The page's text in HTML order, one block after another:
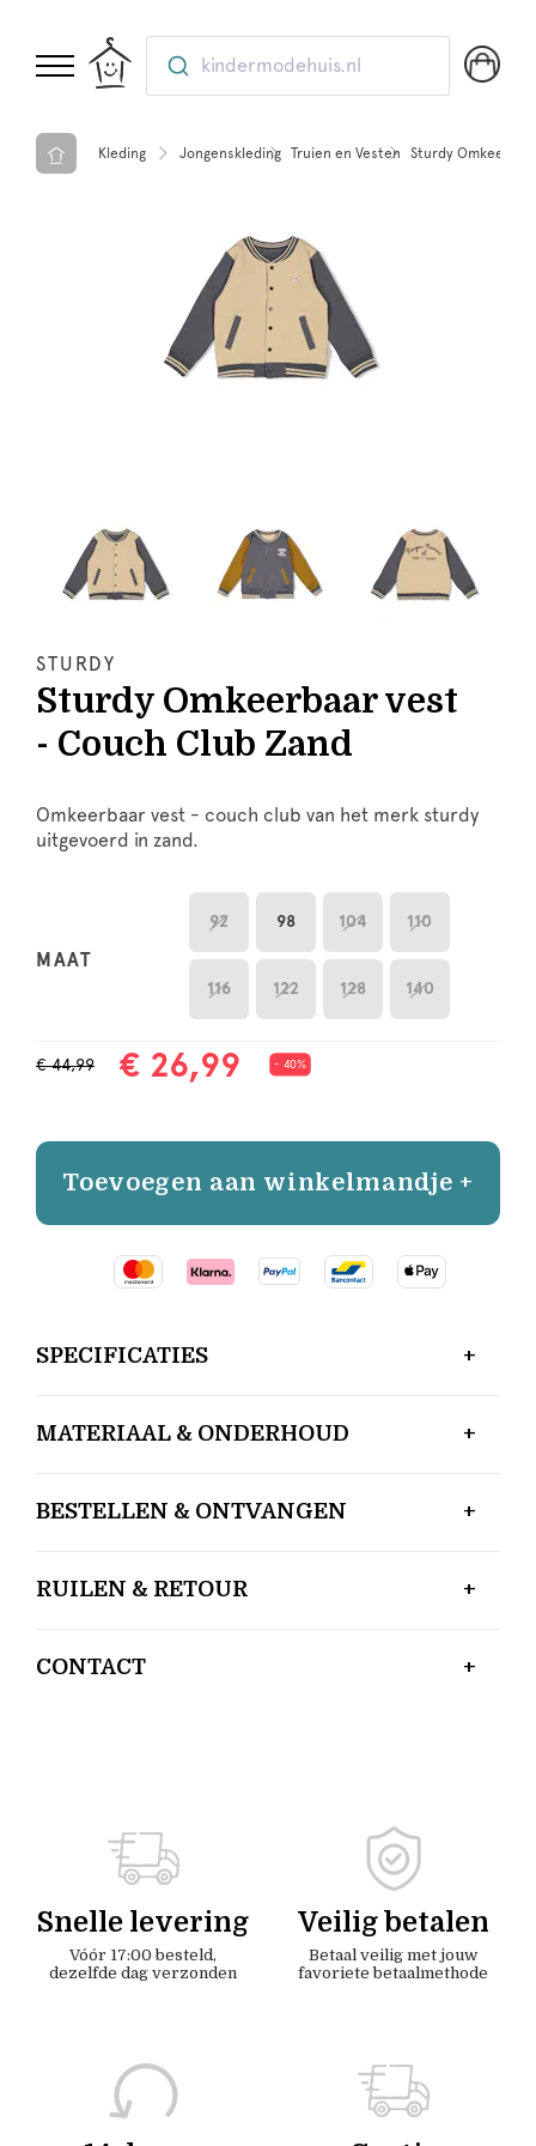
kindermodehuis.nl
Kleding Jongenskleding Truien en Vesten Sturdy
STURDY
Sturdy Omkeerbaar vest
- Couch Club Zand
Omkeerbaar vest - couch club van het merk sturdy
uitgevoerd in zand.
MAAT
92 98 104 110
116 122 128 140
€ 44,99 € 26,99 - 40%
Toevoegen aan winkelmandje +
SPECIFICATIES
MATERIAAL & ONDERHOUD
BESTELLEN & ONTVANGEN
RUILEN & RETOUR
CONTACT
Snelle levering
Vóór 17:00 besteld,
dezelfde dag verzonden
Veilig betalen
Betaal veilig met jouw
favoriete betaalmethode